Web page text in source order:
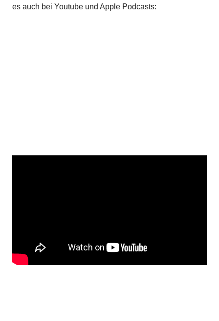
es auch bei Youtube und Apple Podcasts: